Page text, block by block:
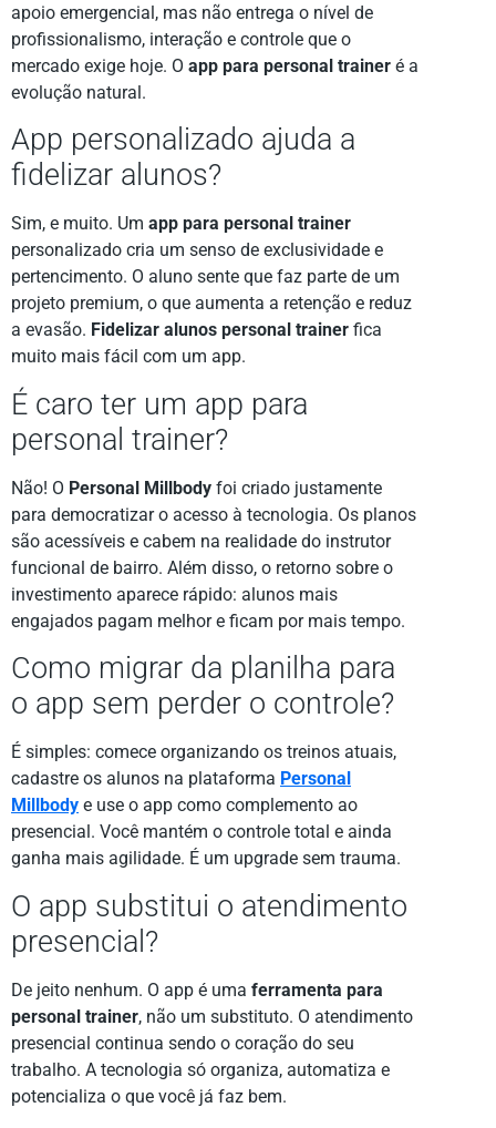
apoio emergencial, mas não entrega o nível de
profissionalismo, interação e controle que o
mercado exige hoje. O app para personal trainer é a
evolução natural.
App personalizado ajuda a
fidelizar alunos?
Sim, e muito. Um app para personal trainer
personalizado cria um senso de exclusividade e
pertencimento. O aluno sente que faz parte de um
projeto premium, o que aumenta a retenção e reduz
a evasão. Fidelizar alunos personal trainer fica
muito mais fácil com um app.
É caro ter um app para
personal trainer?
Não! O Personal Millbody foi criado justamente
para democratizar o acesso à tecnologia. Os planos
são acessíveis e cabem na realidade do instrutor
funcional de bairro. Além disso, o retorno sobre o
investimento aparece rápido: alunos mais
engajados pagam melhor e ficam por mais tempo.
Como migrar da planilha para
o app sem perder o controle?
É simples: comece organizando os treinos atuais,
cadastre os alunos na plataforma Personal
Millbody e use o app como complemento ao
presencial. Você mantém o controle total e ainda
ganha mais agilidade. É um upgrade sem trauma.
O app substitui o atendimento
presencial?
De jeito nenhum. O app é uma ferramenta para
personal trainer, não um substituto. O atendimento
presencial continua sendo o coração do seu
trabalho. A tecnologia só organiza, automatiza e
potencializa o que você já faz bem.